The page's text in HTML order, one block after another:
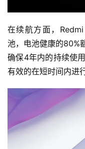
首
页
讯
在续航方面，
池，电池健康的80%
确保4年内的持续使
有效的在短时间内进